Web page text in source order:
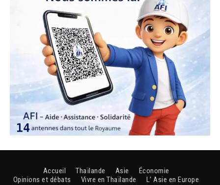
Accueil Thaïlande Asie
Économie
Opinions et débats
Vivre en Thaïlande
L’ Asie en Europe